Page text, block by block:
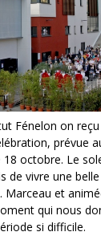
Fénelon on
prévue
18 octobre. Le
de vivre une
Marceau et
qui nous
si difficile.